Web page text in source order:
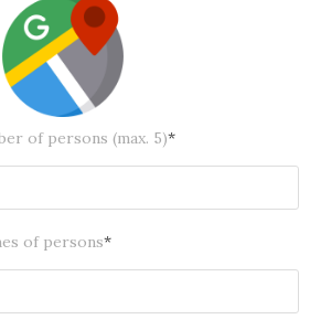
of persons (max. 5)*
of persons*